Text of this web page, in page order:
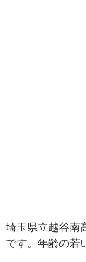
埼玉県立越谷南
です。年齢の若